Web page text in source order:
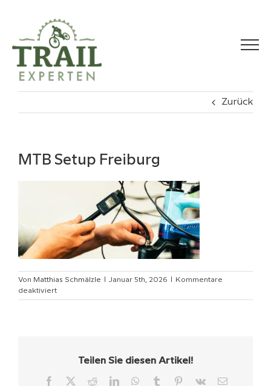
springen
Zurück
MTB Setup Freiburg
Von Matthias Schmälzle Januar 5th, 2026
Kommentare
deaktiviertfür
MTB
Teilen Sie diesen Artikel!
Facebook RedditLinkedInWhatsApp
Tumblr Pinterest
Vk
E-